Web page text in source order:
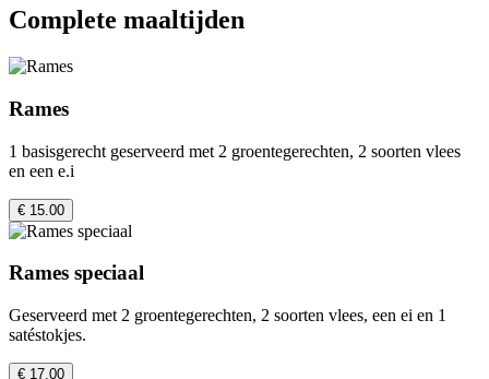
Complete maaltijden
Rames
1 basisgerecht geserveerd met 2 groentegerechten, 2 soorten vlees
en een e.i
€ 15.00
Rames speciaal
Geserveerd met 2 groentegerechten, 2 soorten vlees, een ei en 1
satéstokjes.
€ 17.00